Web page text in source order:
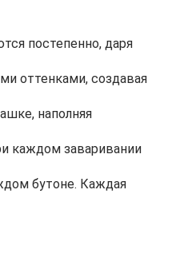
постепенно, даря
оттенками, создавая
наполняя
каждом заваривании
бутоне. Каждая